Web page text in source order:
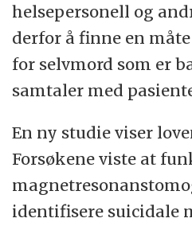
helsepersonell og
derfor å finne en
for selvmord som er
samtaler med
En ny studie viser
Forsøkene viste at
identifisere suicidale